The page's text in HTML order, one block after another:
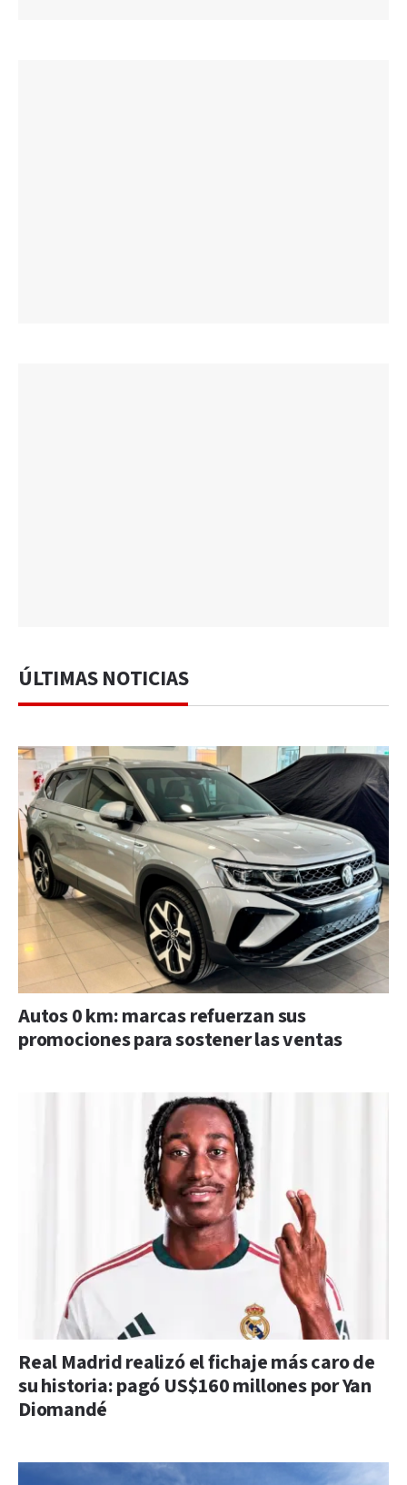
ÚLTIMAS NOTICIAS
Autos 0 km: marcas refuerzan sus
promociones para sostener las ventas
Real Madrid realizó el fichaje más caro de
su historia: pagó US$160 millones por Yan
Diomandé